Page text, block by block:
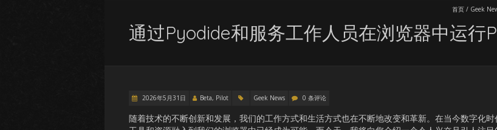
首页 / Geek
通过Pyodide和服务工作人员在浏览器中运行
2026年5月31日 Beta, Pilot Geek News 0 条评论
随着技术的不断创新和发展，我们的工作方式和生活方式也在不断地改变和革新。在当今数字化